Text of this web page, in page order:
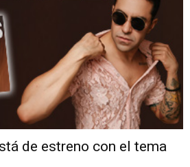
de estreno con el tema